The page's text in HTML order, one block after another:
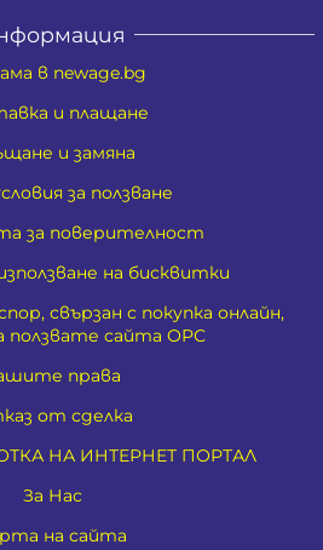
в newage.bg
и плащане
и замяна
за ползване
за поверителност
на бисквитки
свързан с покупка онлайн,
ползвате сайта ОРС
права
от сделка
НА ИНТЕРНЕТ ПОРТАЛ
За Нас
на сайта